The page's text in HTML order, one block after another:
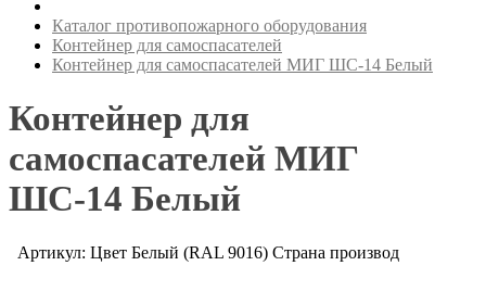
Каталог противопожарного оборудования
Контейнер для самоспасателей
Контейнер для самоспасателей МИГ ШС-14 Белый
Контейнер для
самоспасателей МИГ
ШС-14 Белый
Артикул: Цвет Белый (RAL 9016) Страна производ